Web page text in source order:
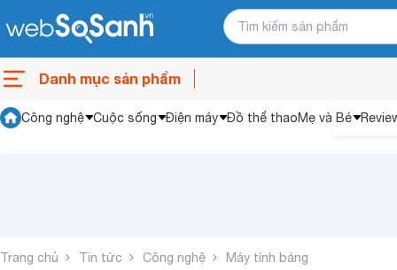
Danh mục sản phẩm
Công nghệ Cuộc sống Điện máy Đồ thể thaoMẹ và Bé
Trang chủ Tin tức Công nghệ Máy tính bảng